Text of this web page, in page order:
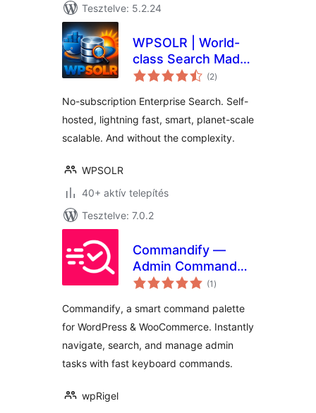
Tesztelve: 5.2.24
WPSOLR | World-
class Search Made
Simple for Every
(2értékelés
összesen
)
No-subscription Enterprise Search. Self-
hosted, lightning fast, smart, planet-scale
scalable. And without the complexity.
WPSOLR
40+ aktív telepítés
Tesztelve: 7.0.2
Commandify —
Admin Command
Palette
(1 értékelés
összesen
)
Commandify, a smart command palette
for WordPress & WooCommerce. Instantly
navigate, search, and manage admin
tasks with fast keyboard commands.
wpRigel